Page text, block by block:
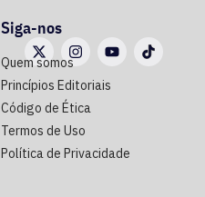
Siga-nos
Quem somos
Princípios Editoriais
Código de Ética
Termos de Uso
Política de Privacidade